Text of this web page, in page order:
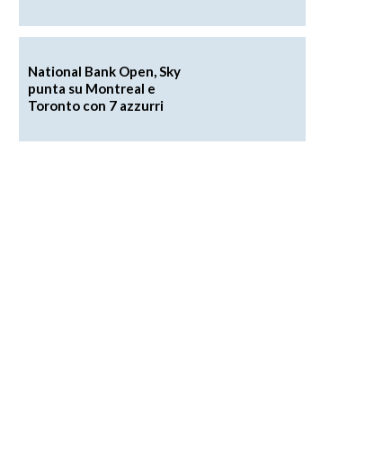
National Bank Open, Sky
punta su Montreal e
Toronto con 7 azzurri